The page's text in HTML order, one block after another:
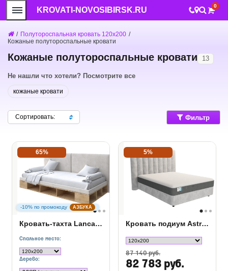
KROVATI-NOVOSIBIRSK.RU 0
/ Полутороспальная кровать 120x200 /
Кожаные полутороспальные кровати
Кожаные полутороспальные кровати 13
Не нашли что хотели? Посмотрите все
кожаные кровати
Сортировать: Фильтр
-10% по промокоду АЗБУКА
65%
Кровать-тахта Lancaster 1
Спальное место:
Дерево:
5%
Кровать подиум Astra с основанием Raibox
87 140 руб.
82 783 руб.